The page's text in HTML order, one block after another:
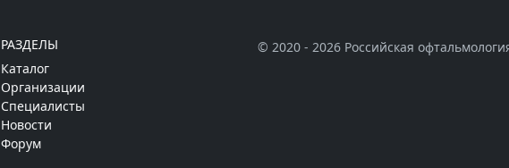
РАЗДЕЛЫ
Каталог
Организации
Специалисты
Новости
Форум
© 2020 - 2026 Российская